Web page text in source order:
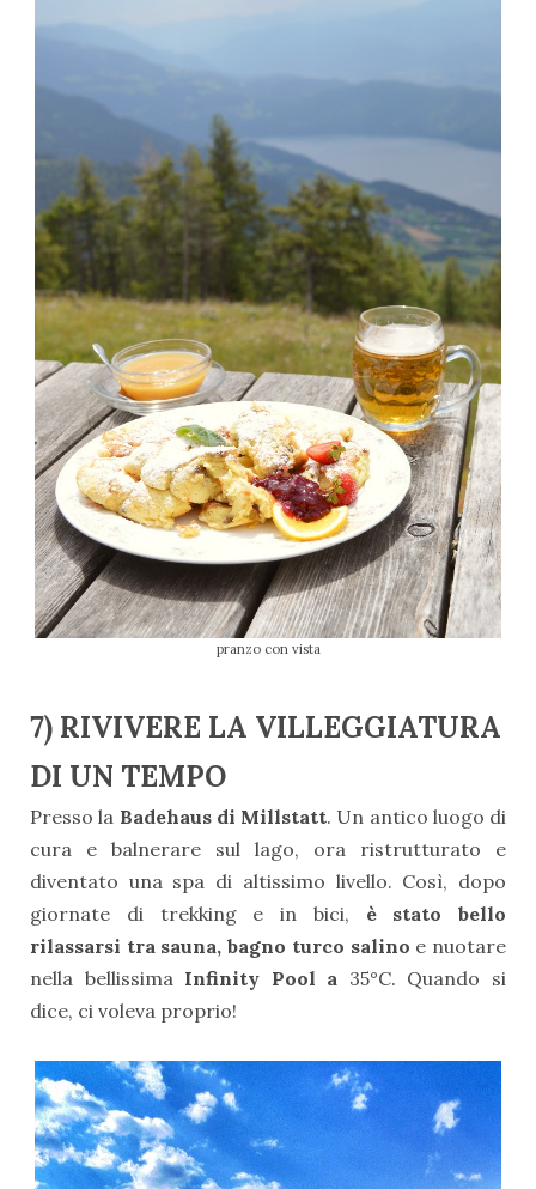
pranzo con vista
7) RIVIVERE LA VILLEGGIATURA
DI UN TEMPO
Presso la Badehaus di Millstatt. Un antico luogo di
cura e balnerare sul lago, ora ristrutturato e
diventato una spa di altissimo livello. Così, dopo
giornate di trekking e in bici, è stato bello
rilassarsi tra sauna, bagno turco salino e nuotare
nella bellissima Infinity Pool a 35°C. Quando si
dice, ci voleva proprio!